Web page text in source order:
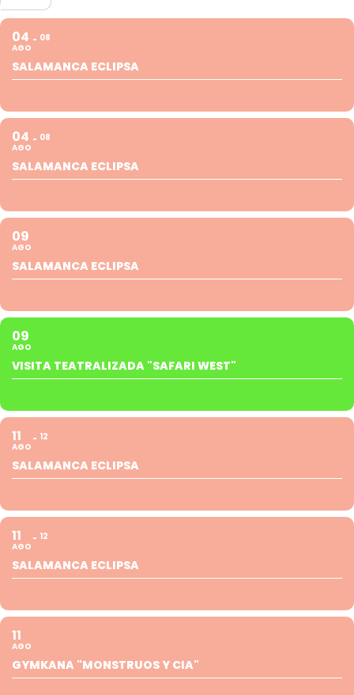
04
AGO
08
SALAMANCA ECLIPSA
04
AGO
08
SALAMANCA ECLIPSA
09
AGO
SALAMANCA ECLIPSA
09
AGO
VISITA TEATRALIZADA "SAFARI WEST"
11
AGO
12
SALAMANCA ECLIPSA
11
AGO
12
SALAMANCA ECLIPSA
11
AGO
GYMKANA "MONSTRUOS Y CIA"